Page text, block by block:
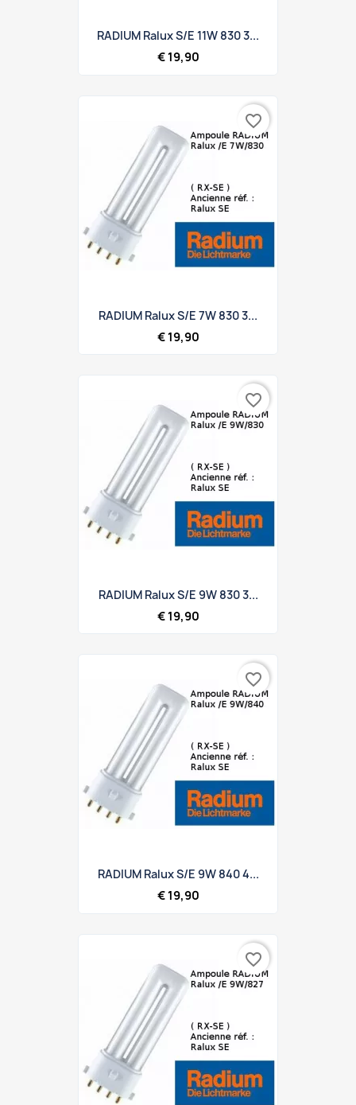
RADIUM Ralux S/E 11W 830 3...
€ 19,90
RADIUM Ralux S/E 7W 830 3...
€ 19,90
favorite_border
RADIUM Ralux S/E 9W 830 3...
€ 19,90
favorite_border
RADIUM Ralux S/E 9W 840 4...
€ 19,90
favorite_border
favorite_border